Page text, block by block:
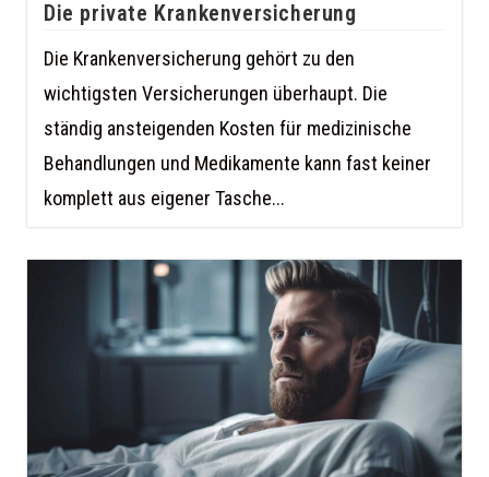
Die private Krankenversicherung
Die Krankenversicherung gehört zu den
wichtigsten Versicherungen überhaupt. Die
ständig ansteigenden Kosten für medizinische
Behandlungen und Medikamente kann fast keiner
komplett aus eigener Tasche...